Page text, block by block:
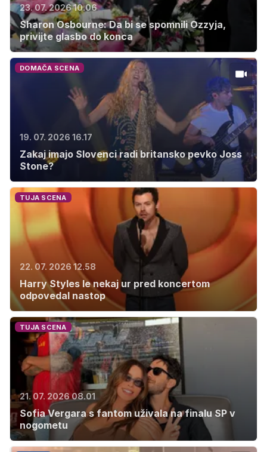
23. 07. 2026 10.06
Sharon Osbourne: Da bi se spomnili Ozzyja,
privijte glasbo do konca
DOMAČA SCENA
19. 07. 2026 16.17
Zakaj imajo Slovenci radi britansko pevko Joss
Stone?
TUJA SCENA
22. 07. 2026 12.58
Harry Styles le nekaj ur pred koncertom
odpovedal nastop
TUJA SCENA
21. 07. 2026 08.01
Sofia Vergara s fantom uživala na finalu SP v
nogometu